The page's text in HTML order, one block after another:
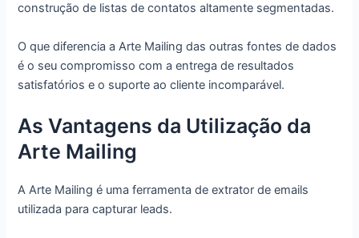
construção de listas de contatos altamente segmentadas.
O que diferencia a Arte Mailing das outras fontes de dados
é o seu compromisso com a entrega de resultados
satisfatórios e o suporte ao cliente incomparável.
As Vantagens da Utilização da
Arte Mailing
A Arte Mailing é uma ferramenta de extrator de emails
utilizada para capturar leads.